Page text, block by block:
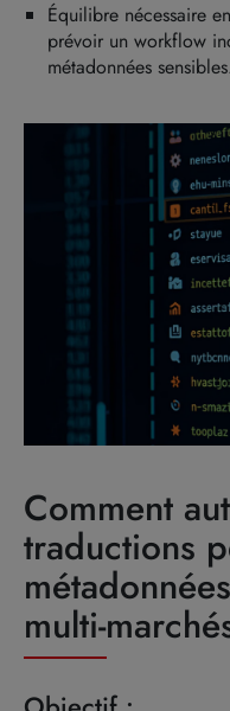
Équilibre nécessaire
prévoir un workflow
métadonnées sensibles.
Comment
traductions
multi-